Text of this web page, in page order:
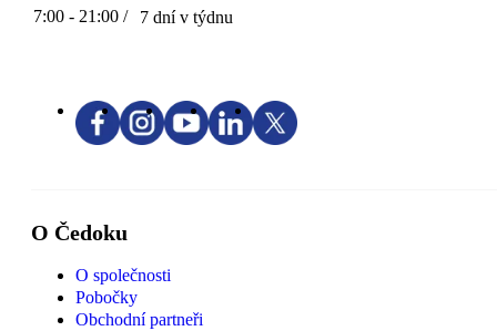
7:00 - 21:00 / 7 dní v týdnu
O Čedoku
O společnosti
Pobočky
Obchodní partneři